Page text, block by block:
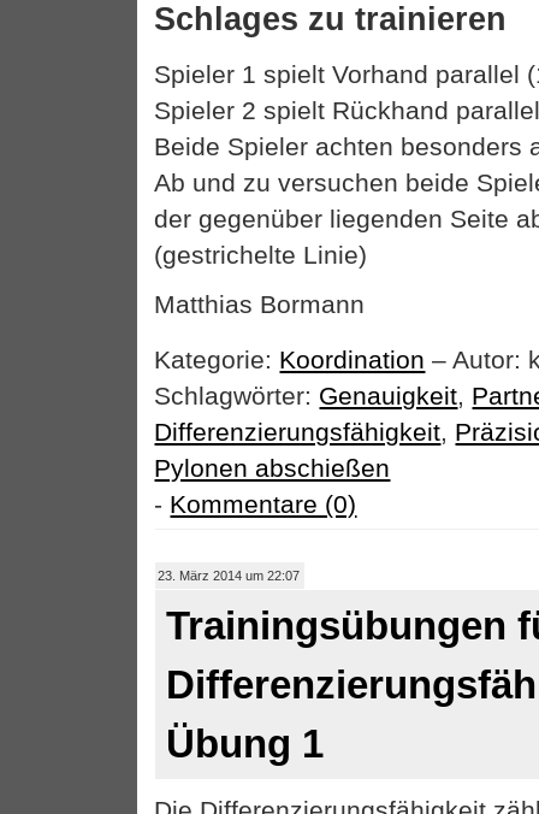
Schlages zu trainieren
Spieler 1 spielt Vorhand parallel
Spieler 2 spielt Rückhand
Beide Spieler achten besonders
Ab und zu versuchen beide
der gegenüber liegenden Seite
(gestrichelte Linie)
Matthias Bormann
Kategorie: Koordination – Autor:
Schlagwörter: Genauigkeit,
Differenzierungsfähigkeit,
Pylonen abschießen
- Kommentare (0)
23. März 2014 um 22:07
Trainingsübungen
Übung 1